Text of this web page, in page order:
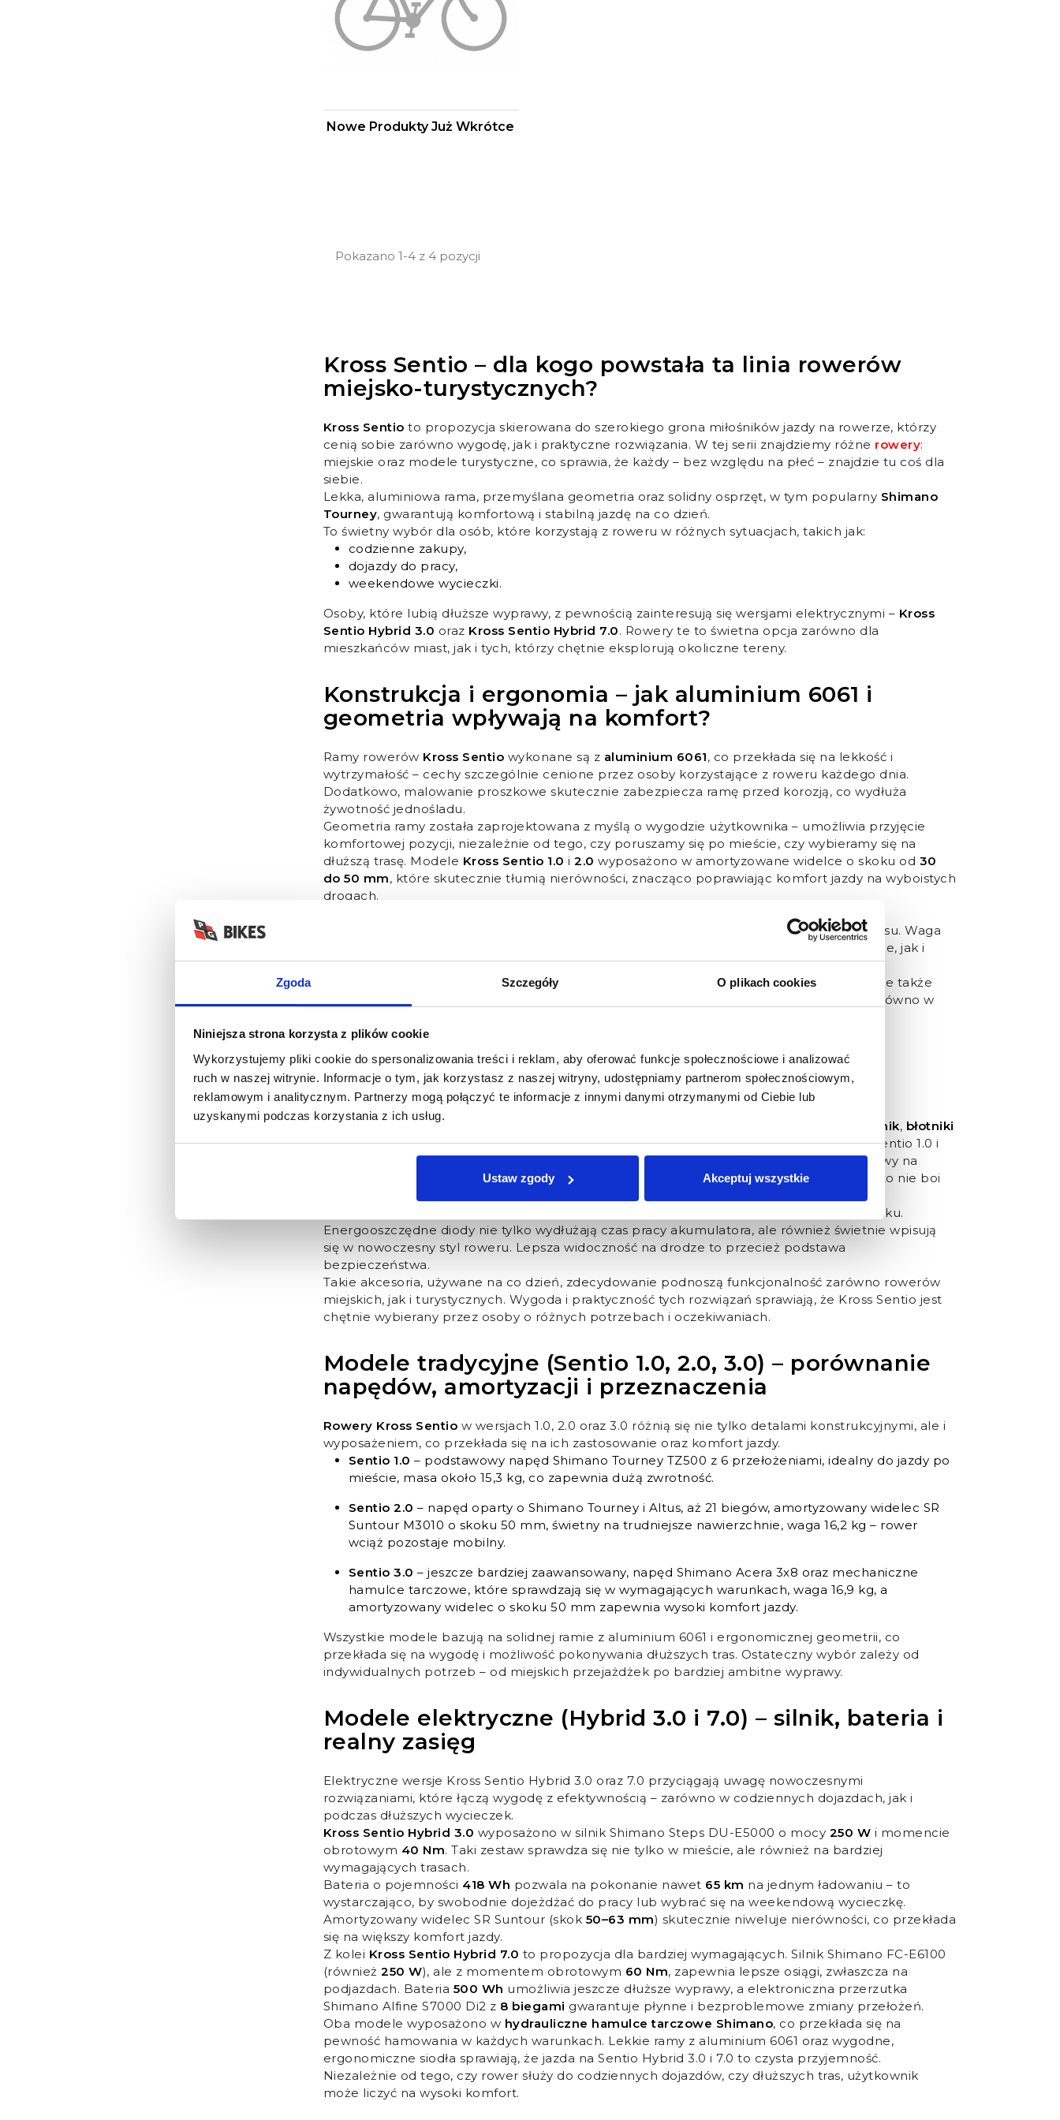
Zgoda Szczegóły O plikach cookies
Niniejsza strona korzysta z plików cookie
Wykorzystujemy pliki cookie do spersonalizowania treści i reklam, aby oferować funkcje społecznościowe i analizować
ruch w naszej witrynie. Informacje o tym, jak korzystasz z naszej witryny, udostępniamy partnerom społecznościowym,
reklamowym i analitycznym. Partnerzy mogą połączyć te informacje z innymi danymi otrzymanymi od Ciebie lub
uzyskanymi podczas korzystania z ich usług.
Ustaw zgody Akceptuj wszystkie
Nowe Produkty Już Wkrótce
Pokazano 1-4 z 4 pozycji
Kross Sentio – dla kogo powstała ta linia rowerów
miejsko-turystycznych?
Kross Sentio to propozycja skierowana do szerokiego grona miłośników jazdy na rowerze, którzy
cenią sobie zarówno wygodę, jak i praktyczne rozwiązania. W tej serii znajdziemy różne rowery:
miejskie oraz modele turystyczne, co sprawia, że każdy – bez względu na płeć – znajdzie tu coś dla
siebie.
Lekka, aluminiowa rama, przemyślana geometria oraz solidny osprzęt, w tym popularny Shimano
Tourney, gwarantują komfortową i stabilną jazdę na co dzień.
To świetny wybór dla osób, które korzystają z roweru w różnych sytuacjach, takich jak:
codzienne zakupy,
dojazdy do pracy,
weekendowe wycieczki.
Osoby, które lubią dłuższe wyprawy, z pewnością zainteresują się wersjami elektrycznymi – Kross
Sentio Hybrid 3.0 oraz Kross Sentio Hybrid 7.0. Rowery te to świetna opcja zarówno dla
mieszkańców miast, jak i tych, którzy chętnie eksplorują okoliczne tereny.
Konstrukcja i ergonomia – jak aluminium 6061 i
geometria wpływają na komfort?
Ramy rowerów Kross Sentio wykonane są z aluminium 6061, co przekłada się na lekkość i
wytrzymałość – cechy szczególnie cenione przez osoby korzystające z roweru każdego dnia.
Dodatkowo, malowanie proszkowe skutecznie zabezpiecza ramę przed korozją, co wydłuża
żywotność jednośladu.
Geometria ramy została zaprojektowana z myślą o wygodzie użytkownika – umożliwia przyjęcie
komfortowej pozycji, niezależnie od tego, czy poruszamy się po mieście, czy wybieramy się na
dłuższą trasę. Modele Kross Sentio 1.0 i 2.0 wyposażono w amortyzowane widelce o skoku od 30
do 50 mm, które skutecznie tłumią nierówności, znacząco poprawiając komfort jazdy na wyboistych
drogach.
wyprofilowanych siodełek – te elementy doceni każdy, kto spędza na rowerze więcej czasu. Waga
, co ułatwia zarówno manewrowanie, jak i
transport.
Warto zauważyć, że wewnętrzne prowadzenie linek nie tylko poprawia wygląd roweru, ale także
Sentio sprawdzają się zarówno w
Wyposażenie wyprawowe – bagażniki, błotniki i
oświetlenie w praktyce
Jeśli chodzi o wyposażenie Kross Sentio bagażnik, błotniki
czyoświetlenie. Tylny bagażnik Hi-Strength Carry Rack, który znajdziemy w modelach Sentio 1.0 i
2.0, wytrzymuje obciążenie do25 kg– bez problemu przewieziemy więc zakupy lub sakwy na
dłuższą trasę. Pełne błotniki skutecznie chronią przed wodą i błotem, co doceni każdy, kto nie boi
się jeździć nawet w mniej sprzyjających warunkach pogodowych.
Oświetlenie LED, zintegrowane z rowerem, znacząco zwiększa bezpieczeństwo po zmroku.
Energooszczędne diody nie tylko wydłużają czas pracy akumulatora, ale również świetnie wpisują
się w nowoczesny styl roweru. Lepsza widoczność na drodze to przecież podstawa
bezpieczeństwa.
Takie akcesoria, używane na co dzień, zdecydowanie podnoszą funkcjonalność zarówno rowerów
miejskich, jak i turystycznych. Wygoda i praktyczność tych rozwiązań sprawiają, że Kross Sentio jest
chętnie wybierany przez osoby o różnych potrzebach i oczekiwaniach.
Modele tradycyjne (Sentio 1.0, 2.0, 3.0) – porównanie
napędów, amortyzacji i przeznaczenia
Rowery Kross Sentio w wersjach 1.0, 2.0 oraz 3.0 różnią się nie tylko detalami konstrukcyjnymi, ale i
wyposażeniem, co przekłada się na ich zastosowanie oraz komfort jazdy.
Sentio 1.0 – podstawowy napęd Shimano Tourney TZ500 z 6 przełożeniami, idealny do jazdy po
mieście, masa około 15,3 kg, co zapewnia dużą zwrotność.
Sentio 2.0 – napęd oparty o Shimano Tourney i Altus, aż 21 biegów, amortyzowany widelec SR
Suntour M3010 o skoku 50 mm, świetny na trudniejsze nawierzchnie, waga 16,2 kg – rower
wciąż pozostaje mobilny.
Sentio 3.0 – jeszcze bardziej zaawansowany, napęd Shimano Acera 3x8 oraz mechaniczne
hamulce tarczowe, które sprawdzają się w wymagających warunkach, waga 16,9 kg, a
amortyzowany widelec o skoku 50 mm zapewnia wysoki komfort jazdy.
Wszystkie modele bazują na solidnej ramie z aluminium 6061 i ergonomicznej geometrii, co
przekłada się na wygodę i możliwość pokonywania dłuższych tras. Ostateczny wybór zależy od
indywidualnych potrzeb – od miejskich przejażdżek po bardziej ambitne wyprawy.
Modele elektryczne (Hybrid 3.0 i 7.0) – silnik, bateria i
realny zasięg
Elektryczne wersje Kross Sentio Hybrid 3.0 oraz 7.0 przyciągają uwagę nowoczesnymi
rozwiązaniami, które łączą wygodę z efektywnością – zarówno w codziennych dojazdach, jak i
podczas dłuższych wycieczek.
Kross Sentio Hybrid 3.0 wyposażono w silnik Shimano Steps DU-E5000 o mocy 250 W i momencie
obrotowym 40 Nm. Taki zestaw sprawdza się nie tylko w mieście, ale również na bardziej
wymagających trasach.
Bateria o pojemności 418 Wh pozwala na pokonanie nawet 65 km na jednym ładowaniu – to
wystarczająco, by swobodnie dojeżdżać do pracy lub wybrać się na weekendową wycieczkę.
Amortyzowany widelec SR Suntour (skok 50–63 mm) skutecznie niweluje nierówności, co przekłada
się na większy komfort jazdy.
Z kolei Kross Sentio Hybrid 7.0 to propozycja dla bardziej wymagających. Silnik Shimano FC-E6100
(również 250 W), ale z momentem obrotowym 60 Nm, zapewnia lepsze osiągi, zwłaszcza na
podjazdach. Bateria 500 Wh umożliwia jeszcze dłuższe wyprawy, a elektroniczna przerzutka
Shimano Alfine S7000 Di2 z 8 biegami gwarantuje płynne i bezproblemowe zmiany przełożeń.
Oba modele wyposażono w hydrauliczne hamulce tarczowe Shimano, co przekłada się na
pewność hamowania w każdych warunkach. Lekkie ramy z aluminium 6061 oraz wygodne,
ergonomiczne siodła sprawiają, że jazda na Sentio Hybrid 3.0 i 7.0 to czysta przyjemność.
Niezależnie od tego, czy rower służy do codziennych dojazdów, czy dłuższych tras, użytkownik
może liczyć na wysoki komfort.